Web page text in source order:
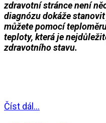
zdravotní stránce není
diagnózu dokáže
můžete pomocí
teploty, která je
zdravotního stavu.
Číst dál...